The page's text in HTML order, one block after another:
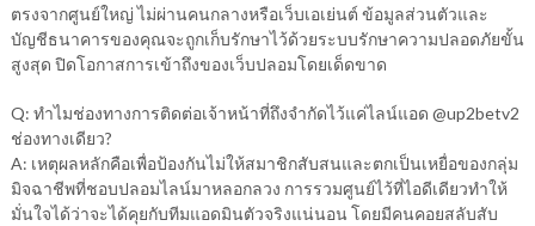
ตรงจากศูนย์ใหญ่ ไม่ผ่านคนกลางหรือเว็บเอเย่นต์ ข้อมูลส่วนตัวและ
บัญชีธนาคารของคุณจะถูกเก็บรักษาไว้ด้วยระบบรักษาความปลอดภัยขั้น
สูงสุด ปิดโอกาสการเข้าถึงของเว็บปลอมโดยเด็ดขาด
Q: ทำไมช่องทางการติดต่อเจ้าหน้าที่ถึงจำกัดไว้แค่ไลน์แอด @up2betv2
ช่องทางเดียว?
A: เหตุผลหลักคือเพื่อป้องกันไม่ให้สมาชิกสับสนและตกเป็นเหยื่อของกลุ่ม
มิจฉาชีพที่ชอบปลอมไลน์มาหลอกลวง การรวมศูนย์ไว้ที่ไอดีเดียวทำให้
มั่นใจได้ว่าจะได้คุยกับทีมแอดมินตัวจริงแน่นอน โดยมีคนคอยสลับสับ